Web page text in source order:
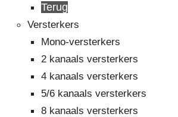
Terug
Versterkers
Mono-versterkers
2 kanaals versterkers
4 kanaals versterkers
5/6 kanaals versterkers
8 kanaals versterkers